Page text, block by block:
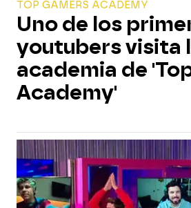
TOP GAMERS ACADEMY
Uno de los
youtubers visita
academia de
Academy'